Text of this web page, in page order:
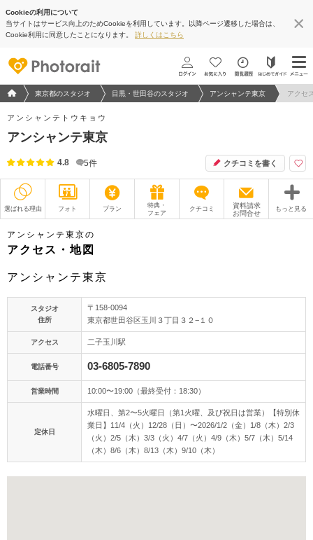
Cookieの利用について
当サイトはサービス向上のためCookieを利用しています。以降ページ遷移した場合は、
Cookie利用に同意したことになります。 詳しくはこちら
フォトウエディング/結婚写真のPhotorait ホーム
東京都のスタジオ 目黒・世田谷のスタジオ アンシャンテ東京 アクセ
アンシャンテトウキョウ
アンシャンテ東京
4.8 5件 クチコミを書く
選ばれる理由 フォト プラン
特典・
フェア
クチコミ
資料請求
お問合せ
もっと見る
撮影レポート
アクセス/TEL スタジオトップ
こだわりポイント
アンシャンテ東京の
アクセス・地図
アンシャンテ東京
スタジオ
住所
〒158-0094
東京都世田谷区玉川３丁目３２−１０
アクセス 二子玉川駅
電話番号 03-6805-7890
営業時間 10:00〜19:00（最終受付：18:30）
定休日
水曜日、第2〜5火曜日（第1火曜、及び祝日は営業）【特別休
業日】11/4（火）12/28（日）〜2026/1/2（金）1/8（木）2/3
（火）2/5（木）3/3（火）4/7（火）4/9（木）5/7（木）5/14
（木）8/6（木）8/13（木）9/10（木）
地図アプリで見る